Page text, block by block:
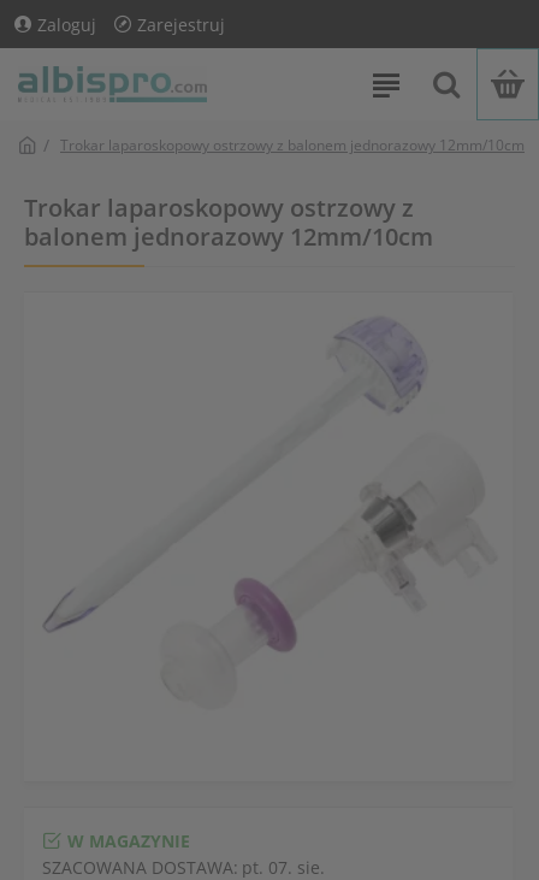
Zaloguj Zarejestruj
Trokar laparoskopowy ostrzowy z balonem jednorazowy 12mm/10cm
Trokar laparoskopowy ostrzowy z
balonem jednorazowy 12mm/10cm
W MAGAZYNIE
SZACOWANA DOSTAWA: pt. 07. sie.